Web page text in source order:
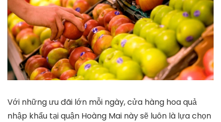
Với những ưu đãi lớn mỗi ngày, cửa hàng hoa quả
nhập khẩu tại quận Hoàng Mai này sẽ luôn là lựa chọn